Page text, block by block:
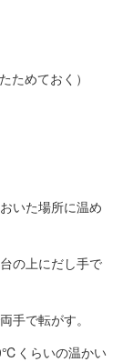
めておく）
いた場所に温め
の上にだし手で
手で転がす。
くらいの温かい